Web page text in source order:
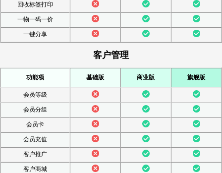
回收标签打印
一物一码一价
一键分享
客户管理
功能项 基础版 商业版 旗舰版
会员等级
会员分组
会员卡
会员充值
客户推广
客户商城